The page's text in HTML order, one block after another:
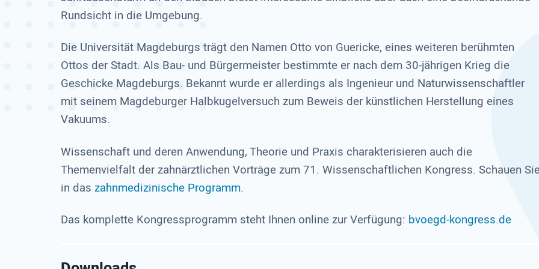
Rundsicht in die Umgebung.
Die Universität Magdeburgs trägt den Namen Otto von Guericke, eines weiteren berühmten
Ottos der Stadt. Als Bau- und Bürgermeister bestimmte er nach dem 30-jährigen Krieg die
Geschicke Magdeburgs. Bekannt wurde er allerdings als Ingenieur und Naturwissenschaftler
mit seinem Magdeburger Halbkugelversuch zum Beweis der künstlichen Herstellung eines
Vakuums.
Wissenschaft und deren Anwendung, Theorie und Praxis charakterisieren auch die
Themenvielfalt der zahnärztlichen Vorträge zum 71. Wissenschaftlichen Kongress. Schauen
in das zahnmedizinische Programm.
Das komplette Kongressprogramm steht Ihnen online zur Verfügung: bvoegd-kongress.de